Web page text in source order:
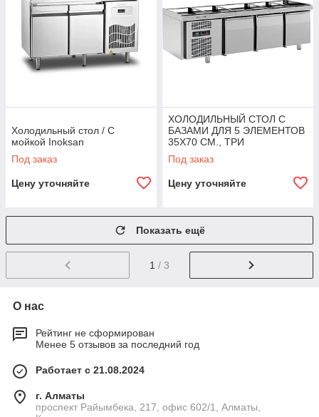
Холодильный стол / С
мойкой Inoksan
Под заказ
Цену уточняйте
ХОЛОДИЛЬНЫЙ СТОЛ С
БАЗАМИ ДЛЯ 5 ЭЛЕМЕНТОВ
35X70 CM., ТРИ
ВЫДВИЖНЫХ ЯЩИКА
Angelopo
Под заказ
Цену уточняйте
Показать ещё
1 / 3
О нас
Рейтинг не сформирован
Менее 5 отзывов за последний год
Работает с 21.08.2024
г. Алматы
проспект Райымбека, 217, офис 602/1, Алматы,